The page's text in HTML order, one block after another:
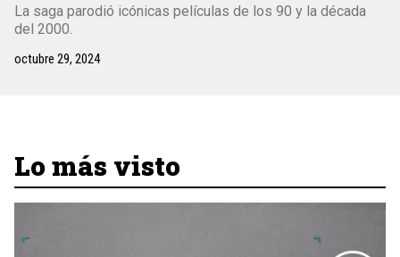
La saga parodió icónicas películas de los 90 y la década
del 2000.
octubre 29, 2024
Lo más visto